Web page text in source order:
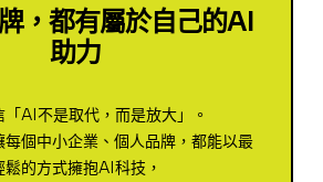
，都有屬於自己的AI
助力
「AI不是取代，而是放大」。
個中小企業、個人品牌，都能以最
鬆的方式擁抱AI科技，